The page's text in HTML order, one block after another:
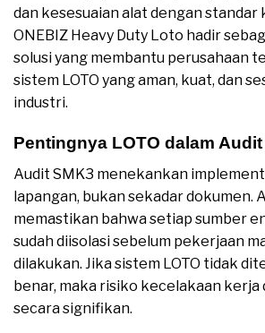
dan kesesuaian alat dengan standar
ONEBIZ Heavy Duty Loto hadir
solusi yang membantu perusahaan
sistem LOTO yang aman, kuat, dan
industri.
Pentingnya LOTO dalam Audit
Audit SMK3 menekankan
lapangan, bukan sekadar dokumen.
memastikan bahwa setiap sumber
sudah diisolasi sebelum pekerjaan
dilakukan. Jika sistem LOTO tidak
benar, maka risiko kecelakaan
secara signifikan.